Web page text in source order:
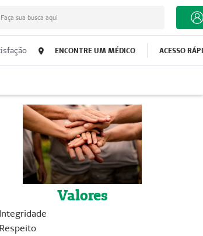
Faça sua busca aqui
ENCONTRE UM MÉDICO ACESSO
Valores
Integridade
Respeito